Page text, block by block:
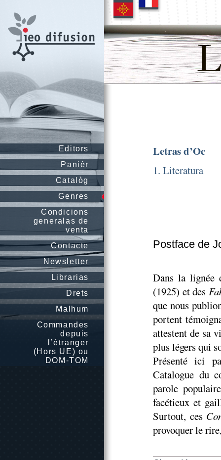
Editors
Panièr
Catalòg
Genres
Condicions
generalas de
venta
Contacte
Newsletter
Librarias
Drets
Malhum
Commandes
depuis
l’étranger
(Hors UE) ou
DOM-TOM
Letras d’Oc
1. Literatura
Postface de
Dans la lignée
(1925) et des
que nous
portent
attestent de sa
plus légers qui
Présenté ici
Catalogue du
parole
facétieux et
Surtout, ces
provoquer le